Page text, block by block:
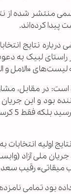
منتشر شده از
کرده‌اند.
درباره نتایج
لبیک به
لیست‌های «الامل
است: در مقابل،
بود تمامی